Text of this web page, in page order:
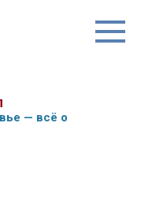
— всё о